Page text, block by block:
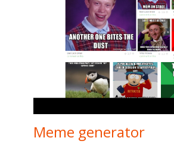
Meme generator